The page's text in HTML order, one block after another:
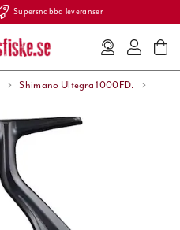
Supersnabba leveranser
Shimano Ultegra 1000FD.